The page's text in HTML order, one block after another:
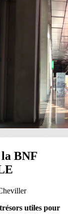
BNF
utiles pour